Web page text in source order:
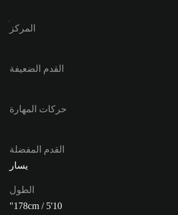
المركز
القدم الضعيفة
حركات المهارة
القدم المفضلة
يسار
الطول
178cm / 5'10"